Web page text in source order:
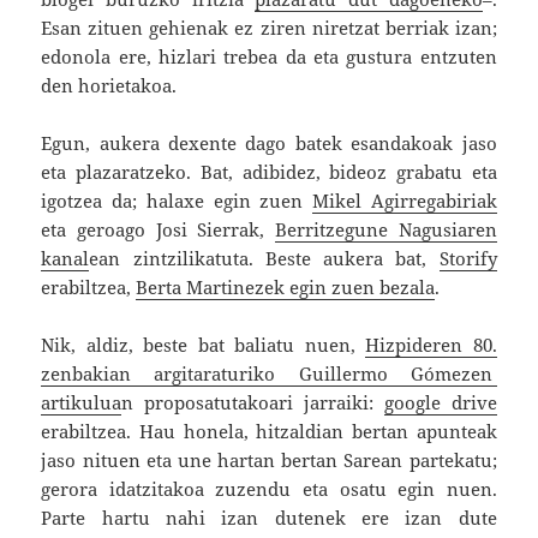
Esan zituen gehienak ez ziren niretzat berriak izan;
edonola ere, hizlari trebea da eta gustura entzuten
den horietakoa.
Egun, aukera dexente dago batek esandakoak jaso
eta plazaratzeko. Bat, adibidez, bideoz grabatu eta
igotzea da; halaxe egin zuen Mikel Agirregabiriak
eta geroago Josi Sierrak, Berritzegune Nagusiaren
kanalean zintzilikatuta. Beste aukera bat, Storify
erabiltzea,Berta Martinezek egin zuen bezala.
Nik, aldiz, beste bat baliatu nuen,Hizpideren 80.
zenbakian argitaraturiko Guillermo Gómezen
artikuluan proposatutakoari jarraiki: google drive
erabiltzea. Hau honela, hitzaldian bertan apunteak
jaso nituen eta une hartan bertan Sarean partekatu;
gerora idatzitakoa zuzendu eta osatu egin nuen.
Parte hartu nahi izan dutenek ere izan dute